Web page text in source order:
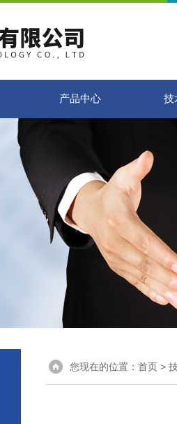
产品中心 技
您现在的位置： 首页 >